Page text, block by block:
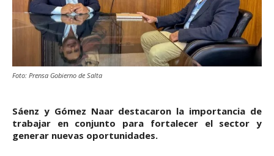
Foto: Prensa Gobierno de Salta
Sáenz y Gómez Naar destacaron la importancia de
trabajar en conjunto para fortalecer el sector y
generar nuevas oportunidades.